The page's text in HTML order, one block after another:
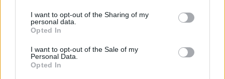
not limited to your visit or usage behaviour. You may click to
grant or deny consent to Google and its third-party tags to
use your data for below specified purposes in below Google
consent section.
I want to opt-out of the Sharing of my
personal data.
Opted In
I want to opt-out of the Sale of my
Personal Data.
Opted In